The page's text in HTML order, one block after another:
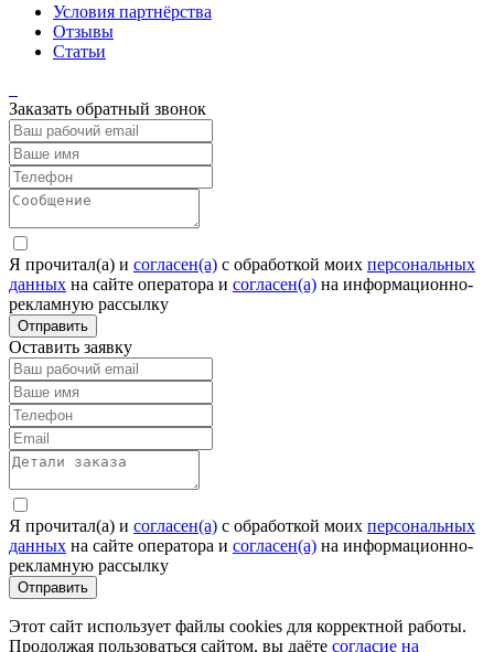
Условия партнёрства
Отзывы
Статьи
Заказать обратный звонок
Я прочитал(а) и согласен(а) c обработкой моих персональных
данных на сайте оператора и согласен(а) на информационно-
рекламную рассылку
Отправить
Оставить заявку
Я прочитал(а) и согласен(а) c обработкой моих персональных
данных на сайте оператора и согласен(а) на информационно-
рекламную рассылку
Отправить
Этот сайт использует файлы cookies для корректной работы.
Продолжая пользоваться сайтом, вы даёте согласие на